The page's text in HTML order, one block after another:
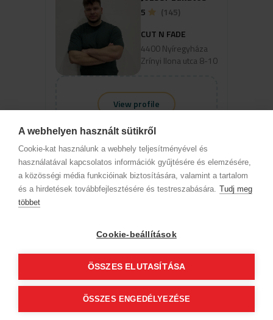
A webhelyen használt sütikről
Cookie-kat használunk a webhely teljesítményével és
használatával kapcsolatos információk gyűjtésére és elemzésére,
a közösségi média funkcióinak biztosítására, valamint a tartalom
és a hirdetések továbbfejlesztésére és testreszabására. Tudj meg
többet
Cookie-beállítások
ÖSSZES ELUTASÍTÁSA
ÖSSZES ENGEDÉLYEZÉSE
View profile
Select a service to view available
5
(145)
CUT N FADE
4400 Nyíregyháza
Zrínyi Ilona utca 8-10
View profile
Attila Vajó
CUT N FADE
Zrínyi Ilona utca 8-10